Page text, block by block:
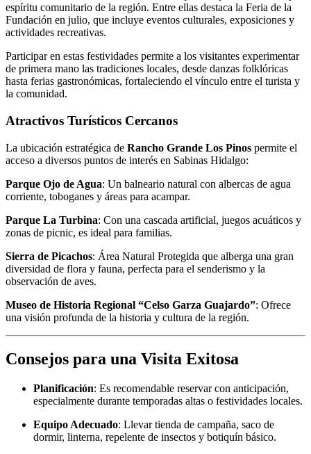
espíritu comunitario de la región. Entre ellas destaca la Feria de la
Fundación en julio, que incluye eventos culturales, exposiciones y
actividades recreativas.
Participar en estas festividades permite a los visitantes experimentar
de primera mano las tradiciones locales, desde danzas folklóricas
hasta ferias gastronómicas, fortaleciendo el vínculo entre el turista y
la comunidad.
Atractivos Turísticos Cercanos
La ubicación estratégica de Rancho Grande Los Pinos permite el
acceso a diversos puntos de interés en Sabinas Hidalgo:
Parque Ojo de Agua: Un balneario natural con albercas de agua
corriente, toboganes y áreas para acampar.
Parque La Turbina: Con una cascada artificial, juegos acuáticos y
zonas de picnic, es ideal para familias.
Sierra de Picachos: Área Natural Protegida que alberga una gran
diversidad de flora y fauna, perfecta para el senderismo y la
observación de aves.
Museo de Historia Regional “Celso Garza Guajardo”: Ofrece
una visión profunda de la historia y cultura de la región.
Consejos para una Visita Exitosa
Planificación: Es recomendable reservar con anticipación,
especialmente durante temporadas altas o festividades locales.
Equipo Adecuado: Llevar tienda de campaña, saco de
dormir, linterna, repelente de insectos y botiquín básico.